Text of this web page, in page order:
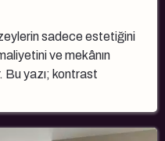
sadece estetiğini
ve mekânın
Bu yazı; kontrast